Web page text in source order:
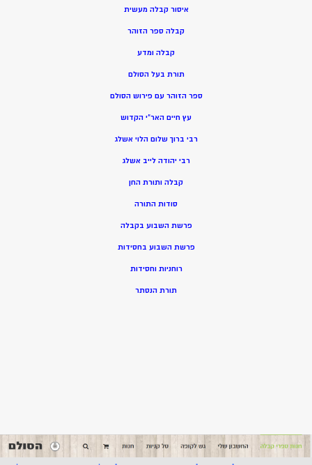
איסור קבלה מעשית
קבלה ספר הזוהר
קבלה ומדע
תורת בעל הסולם
ספר הזוהר עם פירוש הסולם
עץ חיים האר”י הקדוש
רבי ברוך שלום הלוי אשלג
רבי יהודה לייב אשלג
קבלה ותורת החן
סודות התורה
פרשת השבוע בקבלה
פרשת השבוע בחסידות
רוחניות וחסידות
תורת הנסתר